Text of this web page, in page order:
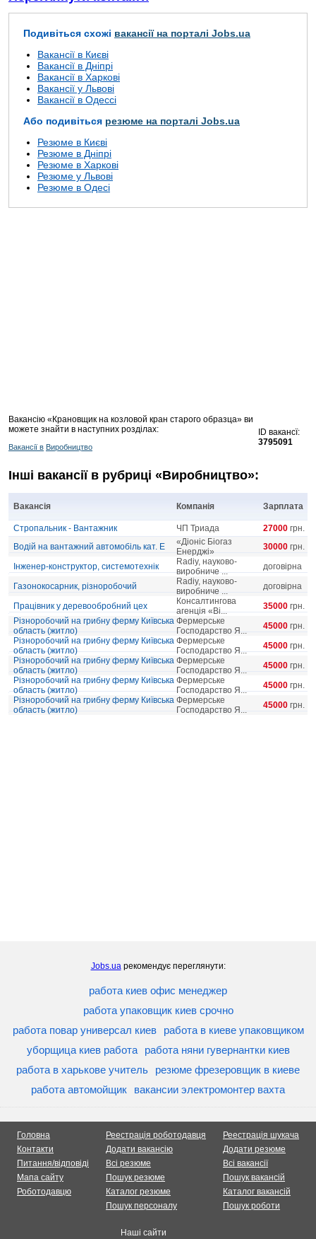
Подивіться схожі вакансії на порталі Jobs.ua
Вакансії в Києві
Вакансії в Дніпрі
Вакансії в Харкові
Вакансії у Львові
Вакансії в Одессі
Або подивіться резюме на порталі Jobs.ua
Резюме в Києві
Резюме в Дніпрі
Резюме в Харкові
Резюме у Львові
Резюме в Одесі
Вакансію «Крановщик на козловой кран старого образца» ви
можете знайти в наступних розділах:
Вакансії в Виробництво
ID вакансї:
3795091
Інші вакансії в рубриці «Виробництво»:
Вакансія Компанія Зарплата
Стропальник - Вантажник ЧП Триада 27000 грн.
Водій на вантажний автомобіль кат. Е
«Діоніс Біогаз
Енерджі»
30000 грн.
Інженер-конструктор, системотехнік
Radiy, науково-
виробниче ...
договірна
Газонокосарник, різноробочий
Radiy, науково-
виробниче ...
договірна
Працівник у деревообробний цех
Консалтингова
агенція «Ві...
35000 грн.
Різноробочий на грибну ферму Київська
область (житло)
Фермерське
Господарство Я...
45000 грн.
Різноробочий на грибну ферму Київська
область (житло)
Фермерське
Господарство Я...
45000 грн.
Різноробочий на грибну ферму Київська
область (житло)
Фермерське
Господарство Я...
45000 грн.
Різноробочий на грибну ферму Київська
область (житло)
Фермерське
Господарство Я...
45000 грн.
Різноробочий на грибну ферму Київська
область (житло)
Фермерське
Господарство Я...
45000 грн.
Jobs.uaрекомендує переглянути:
работа киев офис менеджер
работа упаковщик киев срочно
работа повар универсал киев
работа в киеве упаковщиком
уборщица киев работа
работа няни гувернантки киев
работа в харькове учитель
резюме фрезеровщик в киеве
работа автомойщик
вакансии электромонтер вахта
Головна
Контакти
Питання/відповіді
Мапа сайту
Роботодавцю
Реестрація роботодавця
Додати вакансію
Всі резюме
Пошук резюме
Каталог резюме
Пошук персоналу
Реестрація шукача
Додати резюме
Всі вакансії
Пошук вакансій
Каталог вакансій
Пошук роботи
Наші сайти